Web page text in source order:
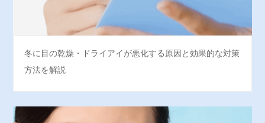
冬に目の乾燥・ドライアイが悪化する原因と効果的な対策
方法を解説